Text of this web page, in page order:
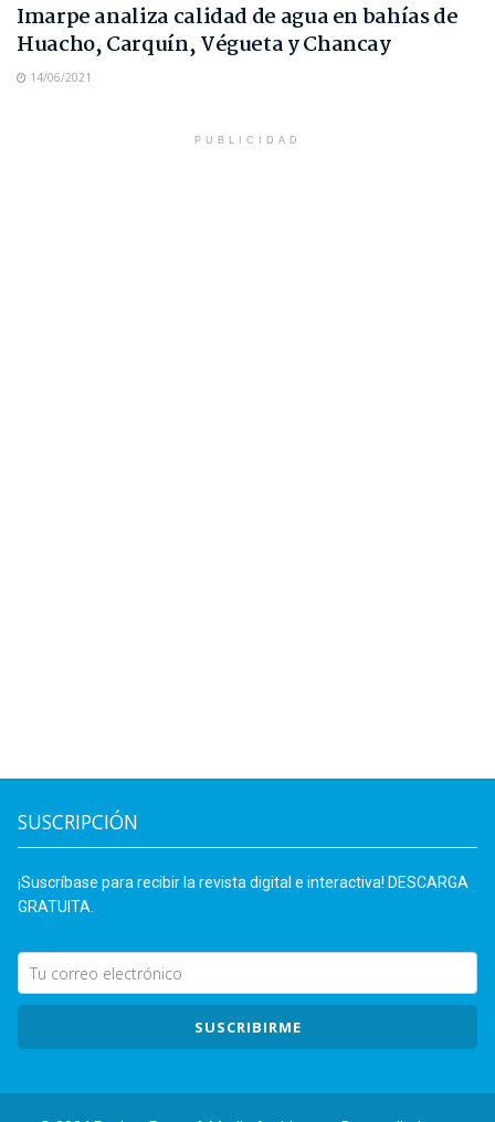
Imarpe analiza calidad de agua en bahías de
Huacho, Carquín, Végueta y Chancay
14/06/2021
PUBLICIDAD
SUSCRIPCIÓN
¡Suscríbase para recibir la revista digital e interactiva! DESCARGA
GRATUITA.
SUSCRIBIRME